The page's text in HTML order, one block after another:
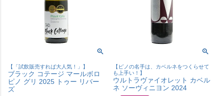
【「試飲販売すれば大人気！」】
ブラック コテージ マールボロ
ピノ グリ 2025 トゥー リバー
ズ
【ピノの名手は、カベルネをつくらせて
も上手い！】
ウルトラヴァイオレット カベル
ネ ソーヴィニヨン 2024